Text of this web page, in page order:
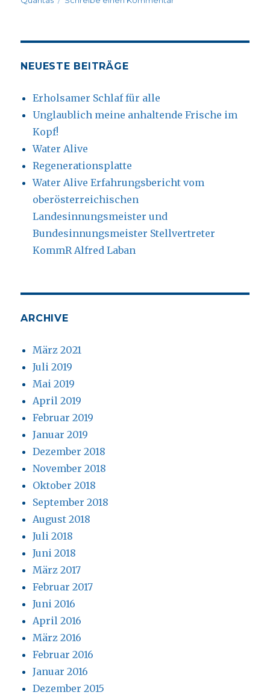
NEUESTE BEITRÄGE
Erholsamer Schlaf für alle
Unglaublich meine anhaltende Frische im
Kopf!
Water Alive
Regenerationsplatte
Water Alive Erfahrungsbericht vom
oberösterreichischen
Landesinnungsmeister und
Bundesinnungsmeister Stellvertreter
KommR Alfred Laban
ARCHIVE
März 2021
Juli 2019
Mai 2019
April 2019
Februar 2019
Januar 2019
Dezember 2018
November 2018
Oktober 2018
September 2018
August 2018
Juli 2018
Juni 2018
März 2017
Februar 2017
Juni 2016
April 2016
März 2016
Februar 2016
Januar 2016
Dezember 2015